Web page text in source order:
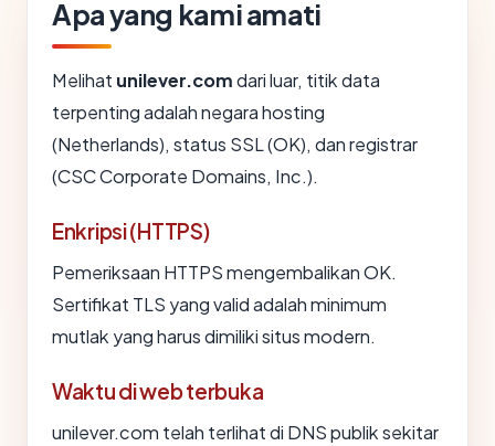
Apa yang kami amati
Melihat unilever.comdari luar, titik data
terpenting adalah negara hosting
(Netherlands), status SSL (OK), dan registrar
(CSC Corporate Domains, Inc.).
Enkripsi (HTTPS)
Pemeriksaan HTTPS mengembalikan OK.
Sertifikat TLS yang valid adalah minimum
mutlak yang harus dimiliki situs modern.
Waktu di web terbuka
unilever.com telah terlihat di DNS publik sekitar